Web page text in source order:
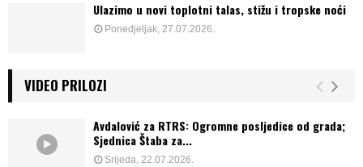
Ulazimo u novi toplotni talas, stižu i tropske noći
Ponedjeljak, 27.07.2026.
VIDEO PRILOZI
Avdalović za RTRS: Ogromne posljedice od grada;
Sjednica Štaba za...
Srijeda, 22.07.2026.